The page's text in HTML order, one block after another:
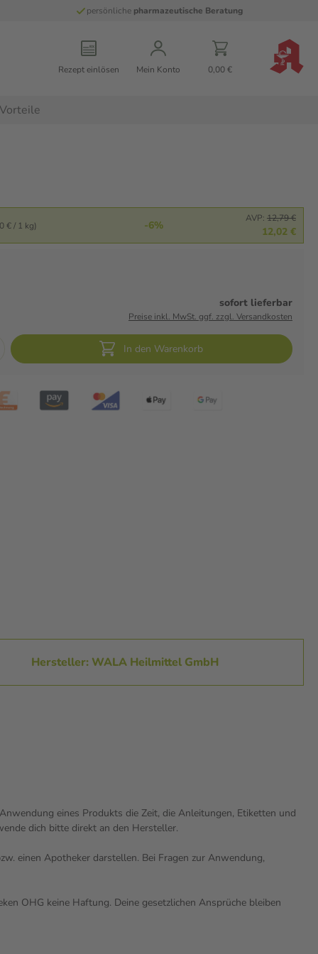
persönliche pharmazeutische Beratung
Rezept einlösen Mein Konto 0,00 €
Vorteile
€ / 1 kg) -6%
AVP: 12,79 €
12,02 €
sofort lieferbar
Preise inkl. MwSt. ggf. zzgl. Versandkosten
In den Warenkorb
Hersteller: WALA Heilmittel GmbH
eines Produkts die Zeit, die Anleitungen, Etiketten und
dich bitte direkt an den Hersteller.
einen Apotheker darstellen. Bei Fragen zur Anwendung,
OHG keine Haftung. Deine gesetzlichen Ansprüche bleiben